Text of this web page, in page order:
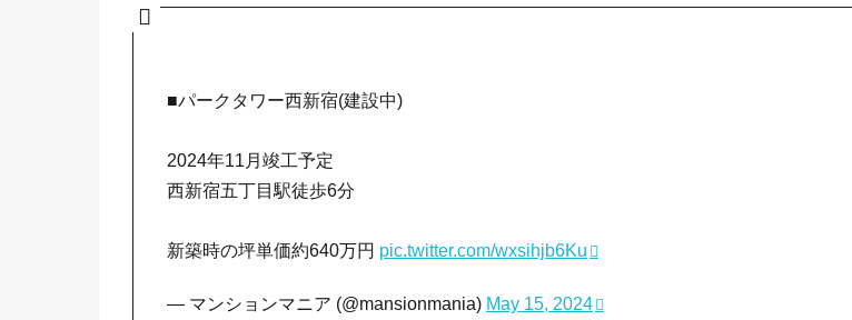
■パークタワー西新宿(建設中)
2024年11月竣工予定
西新宿五丁目駅徒歩6分
新築時の坪単価約640万円 pic.twitter.com/wxsihjb6Ku
— マンションマニア (@mansionmania) May 15, 2024